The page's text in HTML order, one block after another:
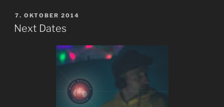
VERÖFFENTLICHT
AM
7. OKTOBER 2014
Next Dates